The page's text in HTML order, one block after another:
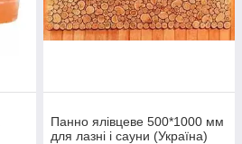
Панно ялівцеве 500*1000 мм
для лазні і сауни (Україна)